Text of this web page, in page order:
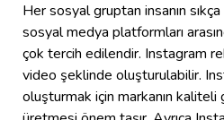
Her sosyal gruptan insanın
sosyal medya platformları
çok tercih edilendir. Instagram
video şeklinde oluşturulabilir.
oluşturmak için markanın